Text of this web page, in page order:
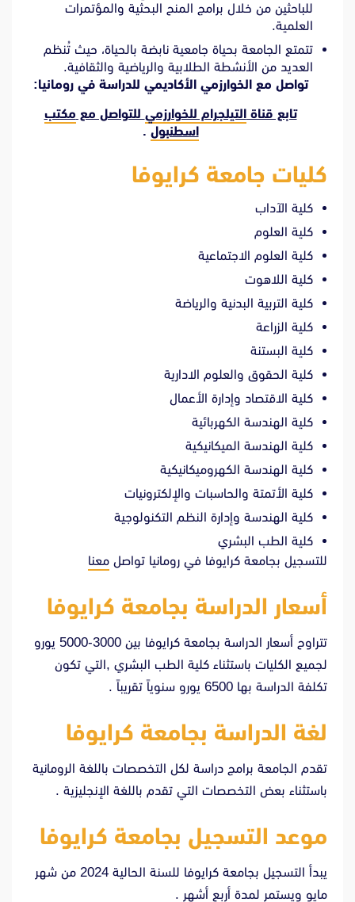
للباحثين من خلال برامج المنح البحثية والمؤتمرات
العلمية.
تتمتع الجامعة بحياة جامعية نابضة بالحياة، حيث تُنظم
العديد من الأنشطة الطلابية والرياضية والثقافية.
تواصل مع الخوارزمي الأكاديمي للدراسة في رومانيا:
تابع قناةالتيلجرام للخوارزمي للتواصل مع مكتب
اسطنبول .
كليات جامعة كرايوفا
كلية الآداب
كلية العلوم
كلية العلوم الاجتماعية
كلية اللاهوت
كلية التربية البدنية والرياضة
كلية الزراعة
كلية البستنة
كلية الحقوق والعلوم الادارية
كلية الاقتصاد وإدارة الأعمال
كلية الهندسة الكهربائية
كلية الهندسة الميكانيكية
كلية الهندسة الكهروميكانيكية
كلية الأتمتة والحاسبات والإلكترونيات
كلية الهندسة وإدارة النظم التكنولوجية
كلية الطب البشري
للتسجيل بجامعة كرايوفا في رومانيا تواصل معنا
أسعار الدراسة بجامعة كرايوفا
تتراوح أسعار الدراسة بجامعة كرايوفا بين 3000-5000 يورو
لجميع الكليات باستثناء كلية الطب البشري ,التي تكون
تكلفة الدراسة بها 6500 يورو سنوياً تقريباً .
لغة الدراسة بجامعة كرايوفا
تقدم الجامعة برامج دراسة لكل التخصصات باللغة الرومانية
باستثناء بعض التخصصات التي تقدم باللغة الإنجليزية .
موعد التسجيل بجامعة كرايوفا
يبدأ التسجيل بجامعة كرايوفا للسنة الحالية 2024 من شهر
مايو ويستمر لمدة أربع أشهر .